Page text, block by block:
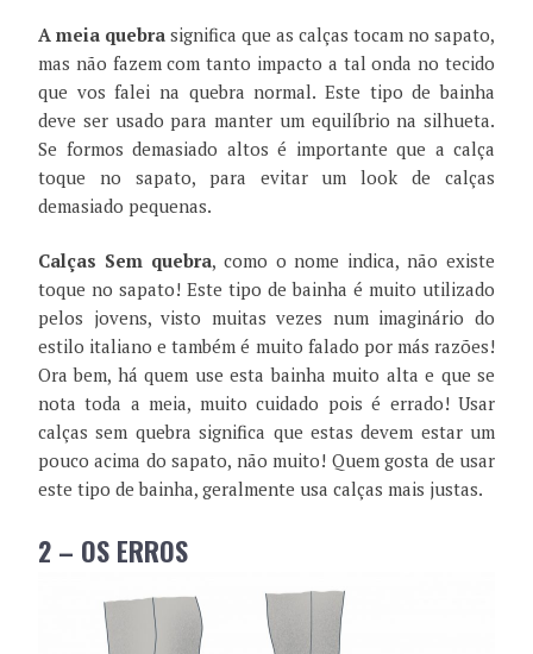
A meia quebra significa que as calças tocam no sapato,
mas não fazem com tanto impacto a tal onda no tecido
que vos falei na quebra normal. Este tipo de bainha
deve ser usado para manter um equilíbrio na silhueta.
Se formos demasiado altos é importante que a calça
toque no sapato, para evitar um look de calças
demasiado pequenas.
Calças Sem quebra, como o nome indica, não existe
toque no sapato! Este tipo de bainha é muito utilizado
pelos jovens, visto muitas vezes num imaginário do
estilo italiano e também é muito falado por más razões!
Ora bem, há quem use esta bainha muito alta e que se
nota toda a meia, muito cuidado pois é errado! Usar
calças sem quebra significa que estas devem estar um
pouco acima do sapato, não muito! Quem gosta de usar
este tipo de bainha, geralmente usa calças mais justas.
2 – OS ERROS